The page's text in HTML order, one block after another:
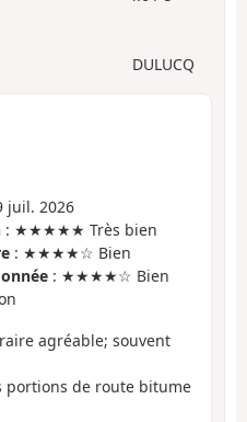
DULUCQ
juil. 2026
: ★★★★★ Très bien
: ★★★★☆ Bien
: ★★★★☆ Bien
agréable; souvent
portions de route bitume